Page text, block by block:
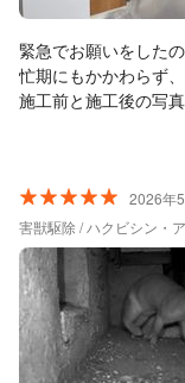
緊急でお願いをした
忙期にもかかわらず
施工前と施工後の写
工時の養生や落下物
2026年
害獣駆除 / ハクビシン・